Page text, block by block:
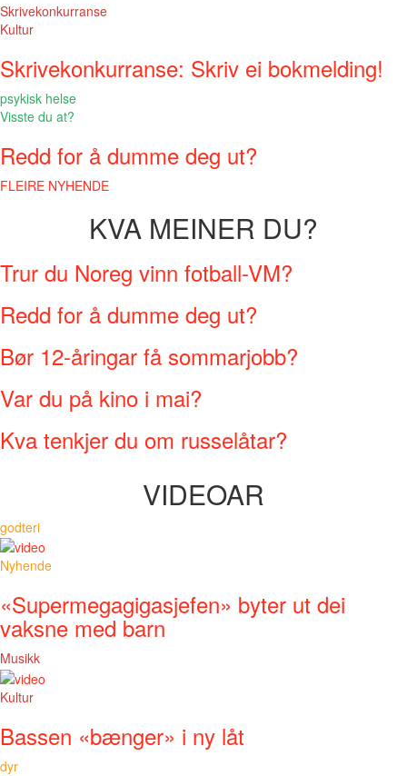
Skrivekonkurranse
Kultur
Skrivekonkurranse: Skriv ei bokmelding!
psykisk helse
Visste du at?
Redd for å dumme deg ut?
FLEIRE NYHENDE
KVA MEINER DU?
Trur du Noreg vinn fotball-VM?
Redd for å dumme deg ut?
Bør 12-åringar få sommarjobb?
Var du på kino i mai?
Kva tenkjer du om russelåtar?
VIDEOAR
godteri
Nyhende
«Supermegagigasjefen» byter ut dei
vaksne med barn
Musikk
Kultur
Bassen «bænger» i ny låt
dyr